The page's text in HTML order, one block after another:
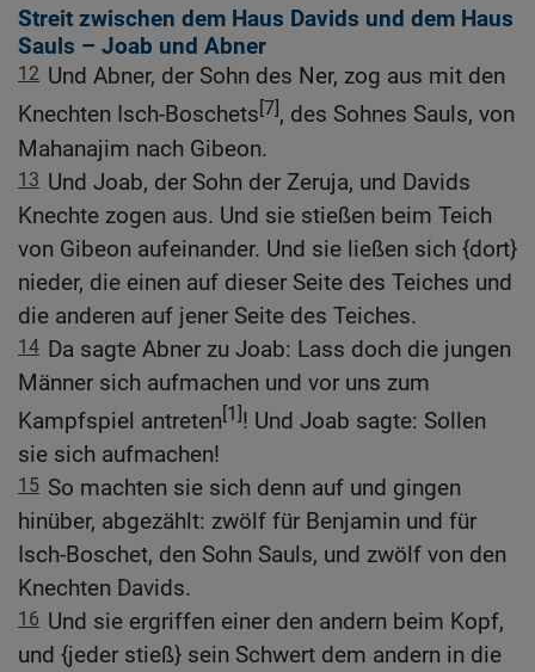
Streit zwischen dem Haus Davids und dem Haus
Sauls – Joab und Abner
12 Und Abner, der Sohn des Ner, zog aus mit den
Knechten Isch-Boschets[7], des Sohnes Sauls, von
Mahanajim nach Gibeon.
13 Und Joab, der Sohn der Zeruja, und Davids
Knechte zogen aus. Und sie stießen beim Teich
von Gibeon aufeinander. Und sie ließen sich {dort}
nieder, die einen auf dieser Seite des Teiches und
die anderen auf jener Seite des Teiches.
14 Da sagte Abner zu Joab: Lass doch die jungen
Männer sich aufmachen und vor uns zum
Kampfspiel antreten[1]! Und Joab sagte: Sollen
sie sich aufmachen!
15 So machten sie sich denn auf und gingen
hinüber, abgezählt: zwölf für Benjamin und für
Isch-Boschet, den Sohn Sauls, und zwölf von den
Knechten Davids.
16 Und sie ergriffen einer den andern beim Kopf,
und {jeder stieß} sein Schwert dem andern in die